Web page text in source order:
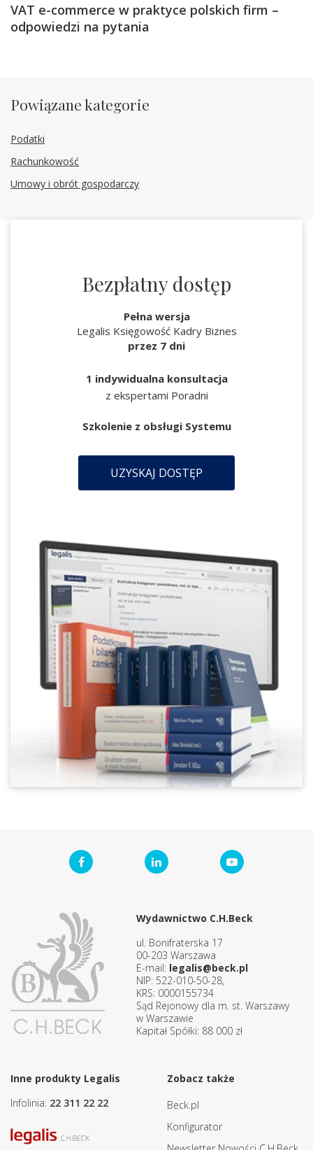
VAT e-commerce w praktyce polskich firm –
odpowiedzi na pytania
Powiązane kategorie
Podatki
Rachunkowość
Umowy i obrót gospodarczy
Bezpłatny dostęp
Pełna wersja
Legalis Księgowość Kadry Biznes
przez 7 dni
1 indywidualna konsultacja
z ekspertami Poradni
Szkolenie z obsługi Systemu
UZYSKAJ DOSTĘP
Wydawnictwo C.H.Beck
ul. Bonifraterska 17
00-203 Warszawa
E-mail: legalis@beck.pl
NIP: 522-010-50-28,
KRS: 0000155734
Sąd Rejonowy dla m. st. Warszawy
w Warszawie
Kapitał Spółki: 88 000 zł
Inne produkty Legalis
Infolinia: 22 311 22 22
Zobacz także
Beck.pl
Konfigurator